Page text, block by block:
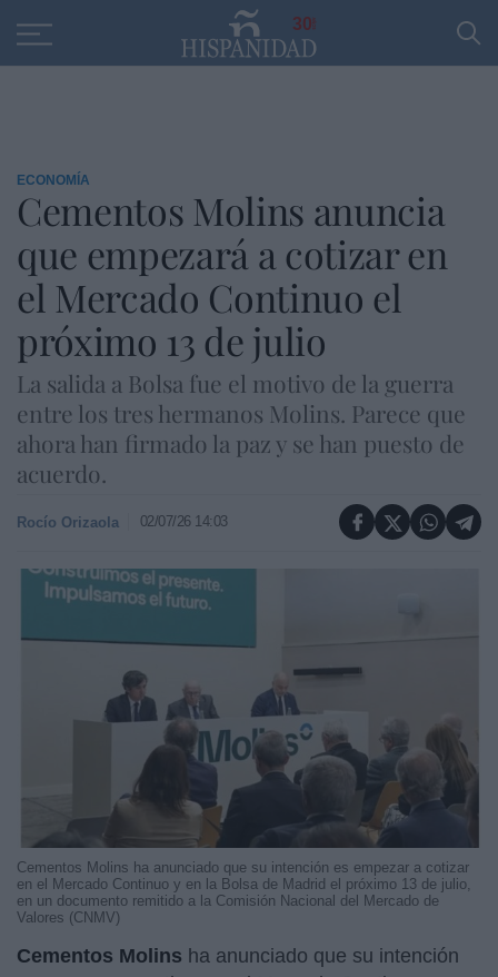
30
ECONOMÍA
Cementos Molins anuncia
que empezará a cotizar en
el Mercado Continuo el
próximo 13 de julio
La salida a Bolsa fue el motivo de la guerra
entre los tres hermanos Molins. Parece que
ahora han firmado la paz y se han puesto de
acuerdo.
Rocío Orizaola 02/07/26 14:03
Cementos Molins ha anunciado que su intención es empezar a cotizar
en el Mercado Continuo y en la Bolsa de Madrid el próximo 13 de julio,
en un documento remitido a la Comisión Nacional del Mercado de
Valores (CNMV)
Cementos Molins ha anunciado que su intención